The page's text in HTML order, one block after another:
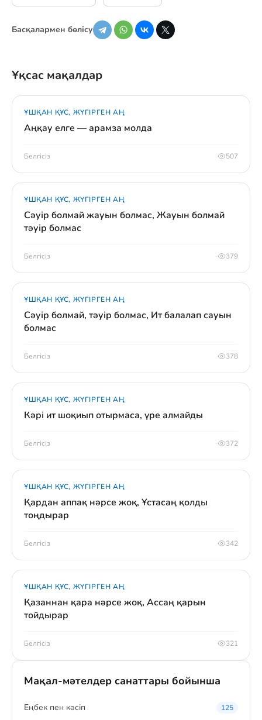
Басқалармен бөлісу
Ұқсас мақалдар
ҰШҚАН ҚҰС, ЖҮГІРГЕН АҢ
Аңқау елге — арамза молда
Белгісіз 507
ҰШҚАН ҚҰС, ЖҮГІРГЕН АҢ
Сәуір болмай жауын болмас, Жауын болмай
тәуір болмас
Белгісіз 379
ҰШҚАН ҚҰС, ЖҮГІРГЕН АҢ
Сәуір болмай, тәуір болмас, Ит балалап сауын
болмас
Белгісіз 378
ҰШҚАН ҚҰС, ЖҮГІРГЕН АҢ
Кәрі ит шоқиып отырмаса, үре алмайды
Белгісіз 372
ҰШҚАН ҚҰС, ЖҮГІРГЕН АҢ
Қардан аппақ нәрсе жоқ, Ұстасаң қолды
тоңдырар
Белгісіз 342
ҰШҚАН ҚҰС, ЖҮГІРГЕН АҢ
Қазаннан қара нәрсе жоқ, Ассаң қарын
тойдырар
Белгісіз 321
Мақал-мәтелдер санаттары бойынша
Eңбек пен кәсіп 125